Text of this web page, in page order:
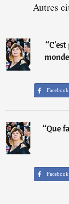
Autres
“
Facebook
“Que
Facebook